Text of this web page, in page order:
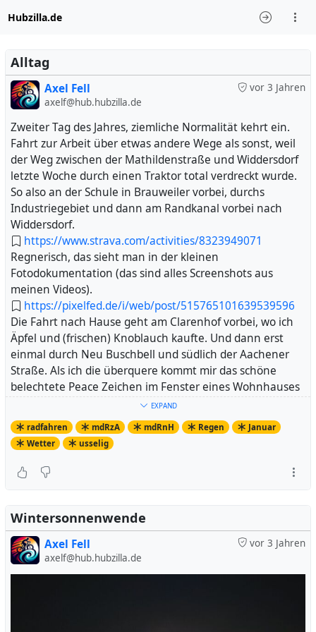
Hubzilla.de
Alltag
vor 3 Jahren
Axel Fell
axelf@hub.hubzilla.de
Zweiter Tag des Jahres, ziemliche Normalität kehrt ein.
Fahrt zur Arbeit über etwas andere Wege als sonst, weil
der Weg zwischen der Mathildenstraße und Widdersdorf
letzte Woche durch einen Traktor total verdreckt wurde.
So also an der Schule in Brauweiler vorbei, durchs
Industriegebiet und dann am Randkanal vorbei nach
Widdersdorf.
https://www.strava.com/activities/8323949071
Regnerisch, das sieht man in der kleinen
Fotodokumentation (das sind alles Screenshots aus
meinen Videos).
https://pixelfed.de/i/web/post/515765101639539596
Die Fahrt nach Hause geht am Clarenhof vorbei, wo ich
Äpfel und (frischen) Knoblauch kaufte. Und dann erst
einmal durch Neu Buschbell und südlich der Aachener
Straße. Als ich die überquere kommt mir das schöne
belechtete Peace Zeichen im Fenster eines Wohnhauses
entgegen. Ebenfalls in der Kurz-Fotogalerie
Dann noch hinunter nach Horrem, hatte noch was im Ort
zu erledigen.
https://www.strava.com/activities/8326717903
So sind am Abend des zweiten Tages des Jahres schon
EXPAND
radfahren mdRzA mdRnH Regen
Januar
Wetter
usselig
Wintersonnenwende
vor 3 Jahren
Axel Fell
axelf@hub.hubzilla.de